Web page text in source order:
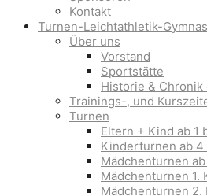
Kontakt
Turnen-Leichtathletik-
Über uns
Vorstand
Sportstätte
Historie & Chronik
Trainings-, und
Turnen
Eltern + Kind ab 1
Kinderturnen ab 4
Mädchenturnen
Mädchenturnen 1.
Mädchenturnen 2.